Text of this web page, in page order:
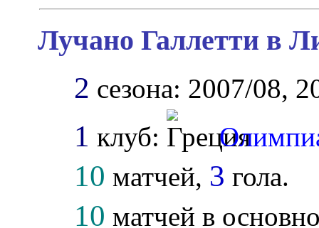
Лучано Галлетти в
2 сезона: 2007/08,
1 клуб:
10 матчей, 3 гола.
10 матчей в